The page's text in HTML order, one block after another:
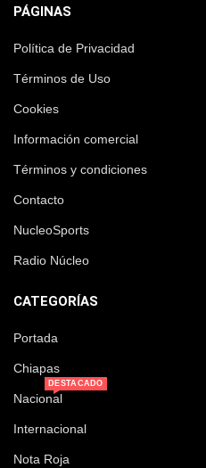
PÁGINAS
Política de Privacidad
Términos de Uso
Cookies
Información comercial
Términos y condiciones
Contacto
NucleoSports
Radio Núcleo
CATEGORÍAS
Portada
Chiapas
Nacional
DESTACADO
Internacional
Nota Roja